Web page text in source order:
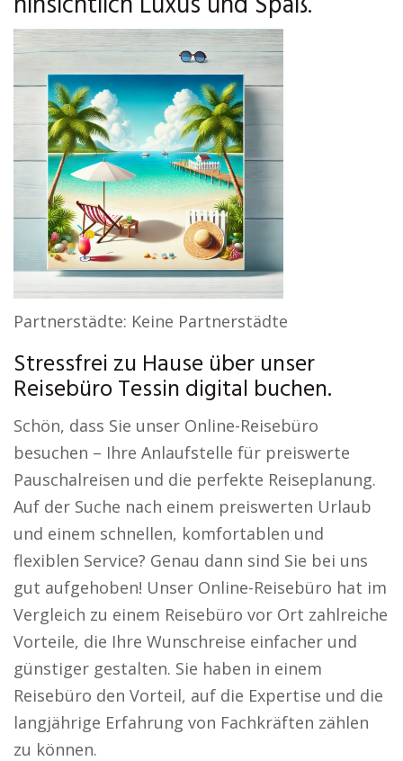
Partnerstädte: Keine Partnerstädte
Stressfrei zu Hause über unser
Reisebüro Tessin digital buchen.
Schön, dass Sie unser Online-Reisebüro
besuchen – Ihre Anlaufstelle für preiswerte
Pauschalreisen und die perfekte Reiseplanung.
Auf der Suche nach einem preiswerten Urlaub
und einem schnellen, komfortablen und
flexiblen Service? Genau dann sind Sie bei uns
gut aufgehoben! Unser Online-Reisebüro hat im
Vergleich zu einem Reisebüro vor Ort zahlreiche
Vorteile, die Ihre Wunschreise einfacher und
günstiger gestalten. Sie haben in einem
Reisebüro den Vorteil, auf die Expertise und die
langjährige Erfahrung von Fachkräften zählen
zu können.